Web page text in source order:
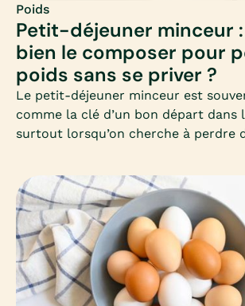
Poids
Petit-déjeuner minceur
bien le composer pour
poids sans se priver ?
Le petit-déjeuner minceur est
comme la clé d’un bon départ dans
surtout lorsqu’on cherche à perdre
métabolisme actif toute la matinée.
faut-il savoir quels aliments
équilibrer ce premier repas.